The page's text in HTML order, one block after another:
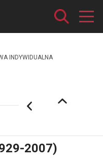
INDYWIDUALNA
2007)